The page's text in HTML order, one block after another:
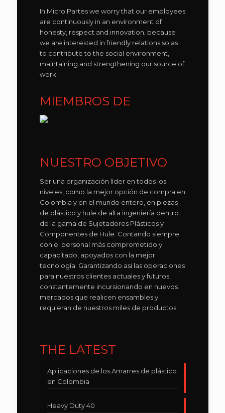
In Micro Partes we worry that our employees
are continuously in an environment of
honesty, respect and innovation, because
we are interested in friendly relations so as
to contribute to the social environment,
maintaining and strengthening our source of
work.
MIEMBROS DE
NUESTRO OBJETIVO
Ser una organización líder en todos los
niveles, como la mejor opción de compra en
Colombia y en el mundo entero, en piezas
de plástico y hule de alta ingeniería dentro
de la gama de Sujetadores Plásticos y
Componentes de Hule. Contando siempre
con el personal más comprometido y
capacitado, apoyados con la mejor
tecnología. Garantizando asi las operaciones
para nuestros clientes actuales y futuros,
constantemente incursionando en nuevos
mercados que realicen ensambles y
requieran de nuestros miles de productos.
THE LATEST
Aplicaciones de los Amarres de plástico
en Colombia
Heavy Duty 40